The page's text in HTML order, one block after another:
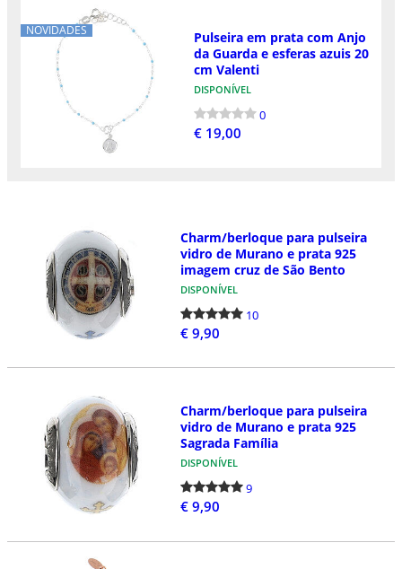
NOVIDADES
Pulseira em prata com Anjo
da Guarda e esferas azuis 20
cm Valenti
DISPONÍVEL
0
€ 19,00
Charm/berloque para pulseira
vidro de Murano e prata 925
imagem cruz de São Bento
DISPONÍVEL
10
€ 9,90
Charm/berloque para pulseira
vidro de Murano e prata 925
Sagrada Família
DISPONÍVEL
9
€ 9,90